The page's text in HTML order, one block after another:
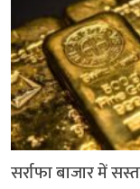
सर्राफा बाजार में